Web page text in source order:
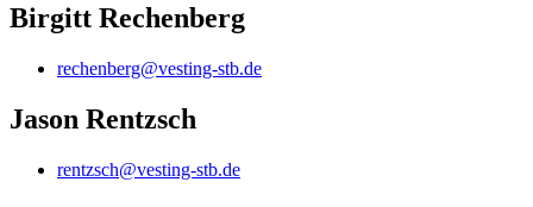
Birgitt Rechenberg
rechenberg@vesting-stb.de
Jason Rentzsch
rentzsch@vesting-stb.de